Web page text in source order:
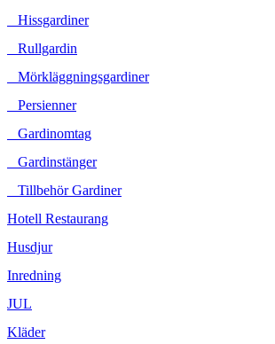
Hissgardiner
Rullgardin
Mörkläggningsgardiner
Persienner
Gardinomtag
Gardinstänger
Tillbehör Gardiner
Hotell Restaurang
Husdjur
Inredning
JUL
Kläder